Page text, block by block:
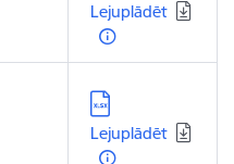
Lejuplādēt
Lejupielādēt:
Lejuplādēt